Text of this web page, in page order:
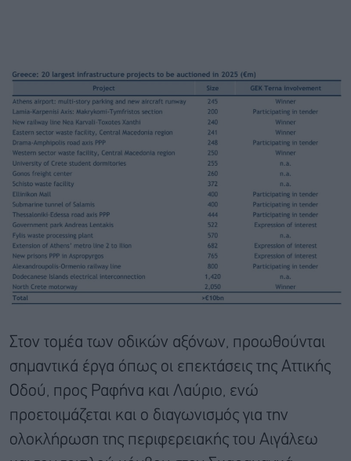
Στον τομέα των οδικών αξόνων, προωθούνται
σημαντικά έργα όπως οι επεκτάσεις της Αττικής
Οδού, προς Ραφήνα και Λαύριο, ενώ
προετοιμάζεται και ο διαγωνισμός για την
ολοκλήρωση της περιφερειακής του Αιγάλεω